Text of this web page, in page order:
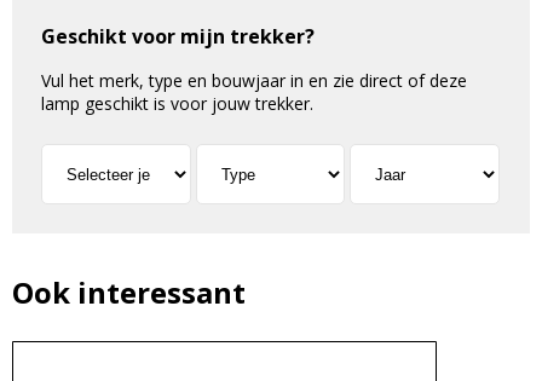
Geschikt voor mijn trekker?
Vul het merk, type en bouwjaar in en zie direct of deze
lamp geschikt is voor jouw trekker.
Ook interessant